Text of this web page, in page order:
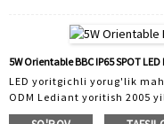
ishlab chiqarilgan. Bizda
ishlaydigan 30 dan ortiq
muhandislari mijozlarga
dimlangan drayverlar
5W Orientable BBC IP65 SPOT LED
LED yoritgichli yorug'lik
ODM Lediant yoritish 2005
professional va